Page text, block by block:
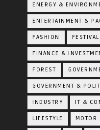
ENERGY &
ENTERTAINMENT &
FASHION FESTIVAL
FINANCE &
FOREST
GOVERNMENT &
INDUSTRY IT &
LIFESTYLE MOTOR